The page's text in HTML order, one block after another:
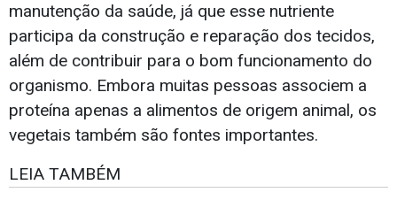
manutenção da saúde, já que esse nutriente
participa da construção e reparação dos tecidos,
além de contribuir para o bom funcionamento do
organismo. Embora muitas pessoas associem a
proteína apenas a alimentos de origem animal, os
vegetais também são fontes importantes.
LEIA TAMBÉM